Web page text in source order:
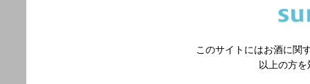
このサイトにはお酒に関
以上の方